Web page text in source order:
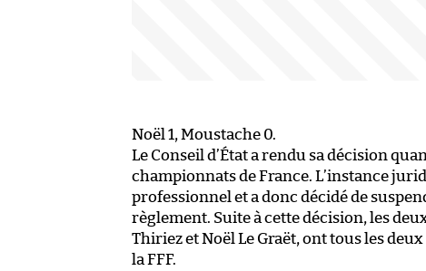
Noël 1, Moustache 0.
Le Conseil d’État a rendu sa décision
championnats de France. L’instance
professionnel et a donc décidé de
règlement. Suite à cette décision, les
Thiriez et Noël Le Graët, ont tous les
la FFF.